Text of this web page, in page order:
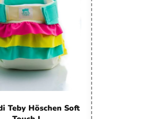
Teby Höschen Soft